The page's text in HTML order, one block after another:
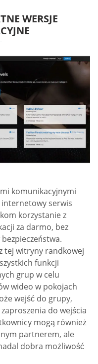
WERSJE
komunikacyjnymi
internetowy serwis
korzystanie z
za darmo, bez
tej witryny randkowej
funkcji
grup w celu
wideo w pokojach
wejść do grupy,
do wejścia
mogą również
partnerem, ale
dobra możliwość